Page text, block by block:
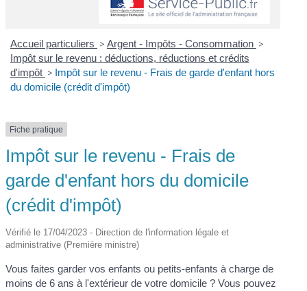
Accueil particuliers > Argent - Impôts - Consommation >
Impôt sur le revenu : déductions, réductions et crédits
d'impôt > Impôt sur le revenu - Frais de garde d'enfant hors
du domicile (crédit d'impôt)
Fiche pratique
Impôt sur le revenu - Frais de
garde d'enfant hors du domicile
(crédit d'impôt)
Vérifié le 17/04/2023 - Direction de l'information légale et
administrative (Première ministre)
Vous faites garder vos enfants ou petits-enfants à charge de
moins de 6 ans à l'extérieur de votre domicile ? Vous pouvez